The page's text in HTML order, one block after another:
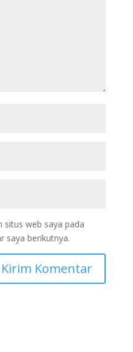
situs web saya pada
saya berikutnya.